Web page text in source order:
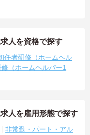
人を資格で探す
任者研修（ホームヘル
（ホームヘルパー1
人を雇用形態で探す
非常勤・パート・アル